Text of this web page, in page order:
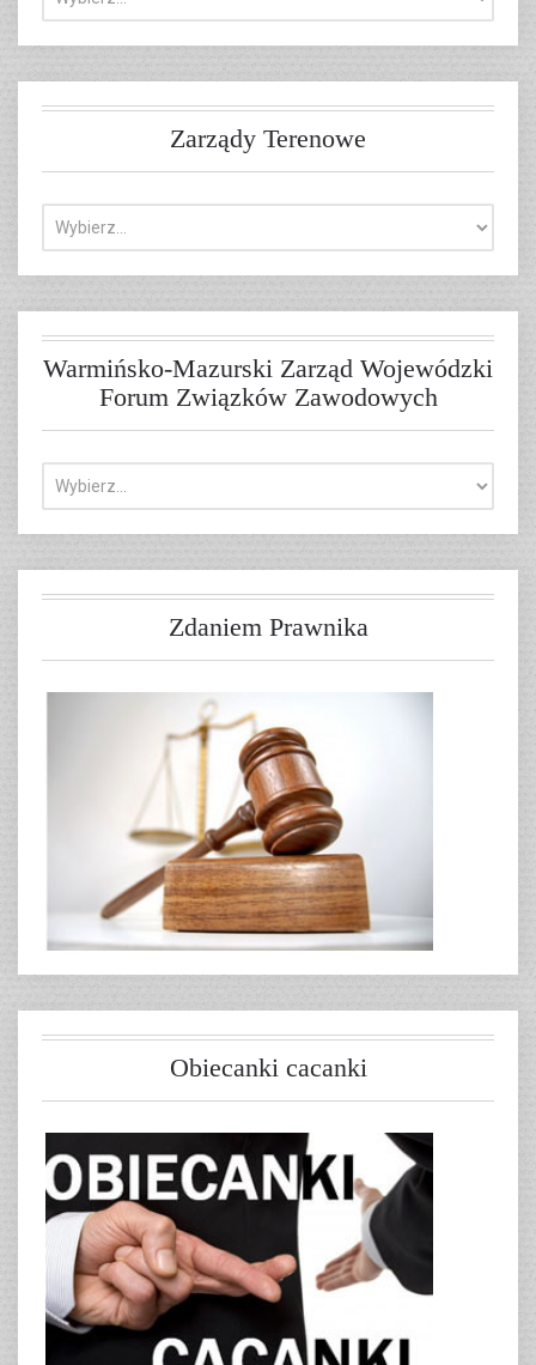
Zarządy Terenowe
Warmińsko-Mazurski Zarząd Wojewódzki
Forum Związków Zawodowych
Zdaniem Prawnika
Obiecanki cacanki